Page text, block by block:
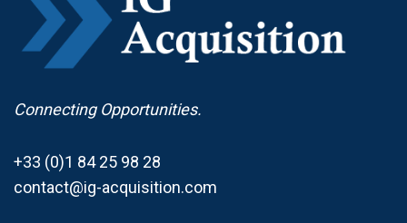
Connecting Opportunities.
+33 (0)1 84 25 98 28
contact@ig-acquisition.com